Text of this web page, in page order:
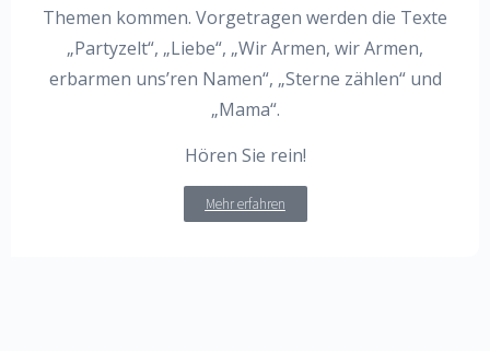
Themen kommen. Vorgetragen werden die Texte
„Partyzelt“, „Liebe“, „Wir Armen, wir Armen,
erbarmen uns’ren Namen“, „Sterne zählen“ und
„Mama“.
Hören Sie rein!
Mehr erfahren